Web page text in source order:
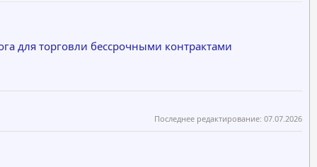
для торговли бессрочными контрактами
Последнее редактирование: 07.07.2026